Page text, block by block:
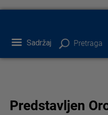
Pretraga
Sadržaj
Predstavljen